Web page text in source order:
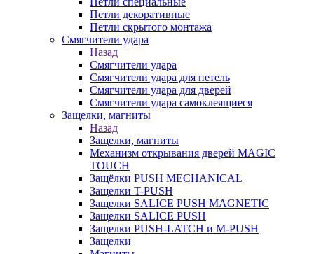
Петли декоративные
Петли скрытого монтажа
Смягчители удара
Назад
Смягчители удара
Смягчители удара для петель
Смягчители удара для дверей
Cмягчители удара самоклеящиеся
Защелки, магниты
Назад
Защелки, магниты
Механизм открывания дверей MAGIC
TOUCH
Защёлки PUSH MECHANICAL
Защелки T-PUSH
Защелки SALICE PUSH MAGNETIC
Защелки SALICE PUSH
Защелки PUSH-LATCH и M-PUSH
Защелки